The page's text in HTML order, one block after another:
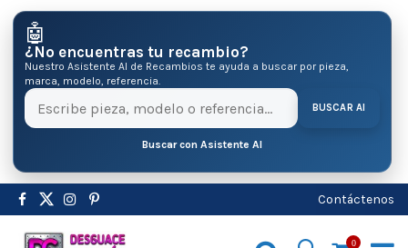
🤖
¿No encuentras tu recambio?
Nuestro Asistente AI de Recambios te ayuda a buscar por pieza,
marca, modelo, referencia.
BUSCAR AI
Buscar con Asistente AI
Contáctenos
0